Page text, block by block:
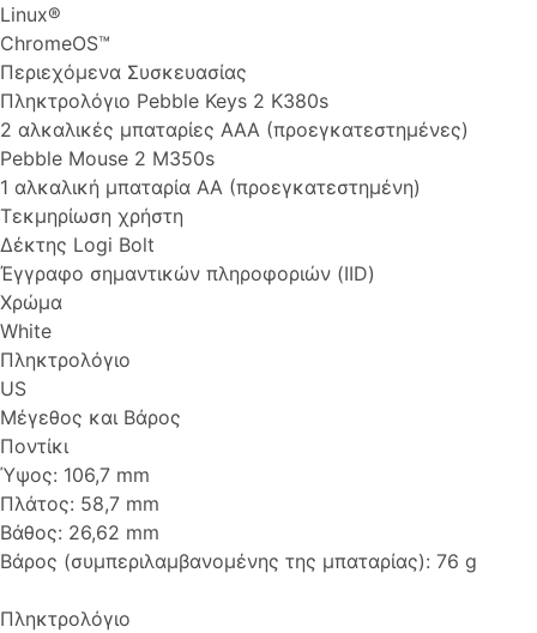
Linux®
ChromeOS™
Περιεχόμενα Συσκευασίας
Πληκτρολόγιο Pebble Keys 2 K380s
2 αλκαλικές μπαταρίες AAA (προεγκατεστημένες)
Pebble Mouse 2 M350s
1 αλκαλική μπαταρία AA (προεγκατεστημένη)
Τεκμηρίωση χρήστη
Δέκτης Logi Bolt
Έγγραφο σημαντικών πληροφοριών (IID)
Χρώμα
White
Πληκτρολόγιο
US
Μέγεθος και Βάρος
Ποντίκι
Ύψος: 106,7 mm
Πλάτος: 58,7 mm
Βάθος: 26,62 mm
Βάρος (συμπεριλαμβανομένης της μπαταρίας): 76 g
Πληκτρολόγιο